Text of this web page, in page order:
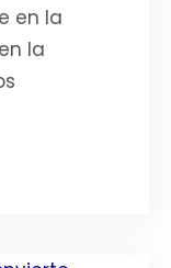
en la
la